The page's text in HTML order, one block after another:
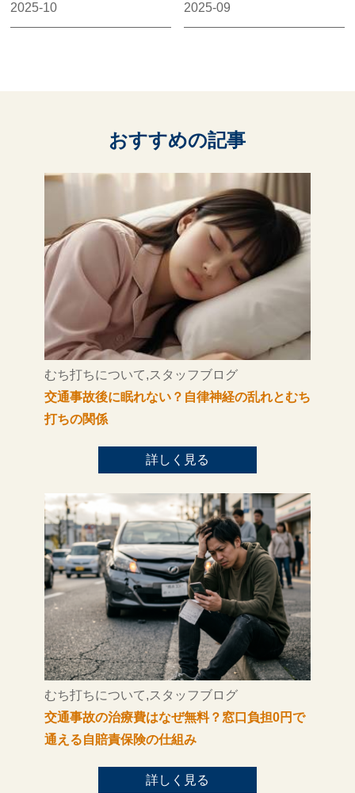
2025-10 2025-09
おすすめの記事
むち打ちについて,スタッフブログ
交通事故後に眠れない？自律神経の乱れとむち
打ちの関係
詳しく見る
むち打ちについて,スタッフブログ
交通事故の治療費はなぜ無料？窓口負担0円で
通える自賠責保険の仕組み
詳しく見る